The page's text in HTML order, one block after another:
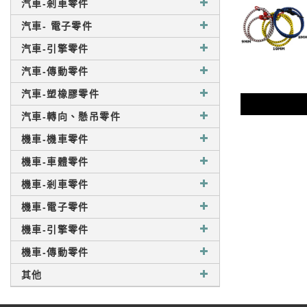
汽車-剎車零件
汽車- 電子零件
汽車-引擎零件
汽車-傳動零件
汽車-塑橡膠零件
汽車-轉向、懸吊零件
機車-機車零件
機車-車體零件
機車-剎車零件
機車-電子零件
機車-引擎零件
機車-傳動零件
其他